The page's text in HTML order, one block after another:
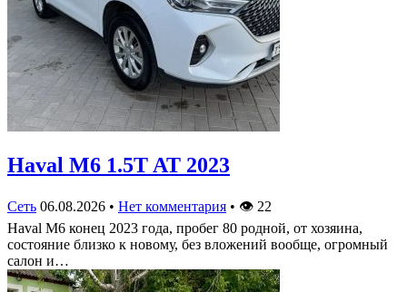
Haval M6 1.5T AT 2023
Сеть 06.08.2026 • Нет комментария • 👁 22
Haval M6 конец 2023 года, пробег 80 родной, от хозяина,
состояние близко к новому, без вложений вообще, огромный
салон и…